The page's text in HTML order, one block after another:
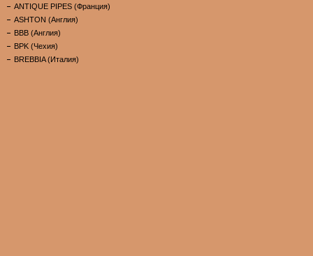
ANTIQUE PIPES (Франция)
ASHTON (Англия)
BBB (Англия)
BPK (Чехия)
BREBBIA (Италия)